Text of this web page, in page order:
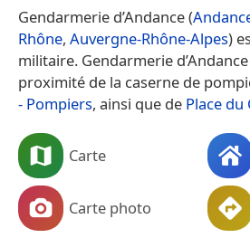
Gendarmerie d’Andance (
Rhône, Auvergne-Rhône-Alpes)
militaire. Gendarmerie
proximité de la caserne de
- Pompiers, ainsi que de Place du
Carte
Carte photo